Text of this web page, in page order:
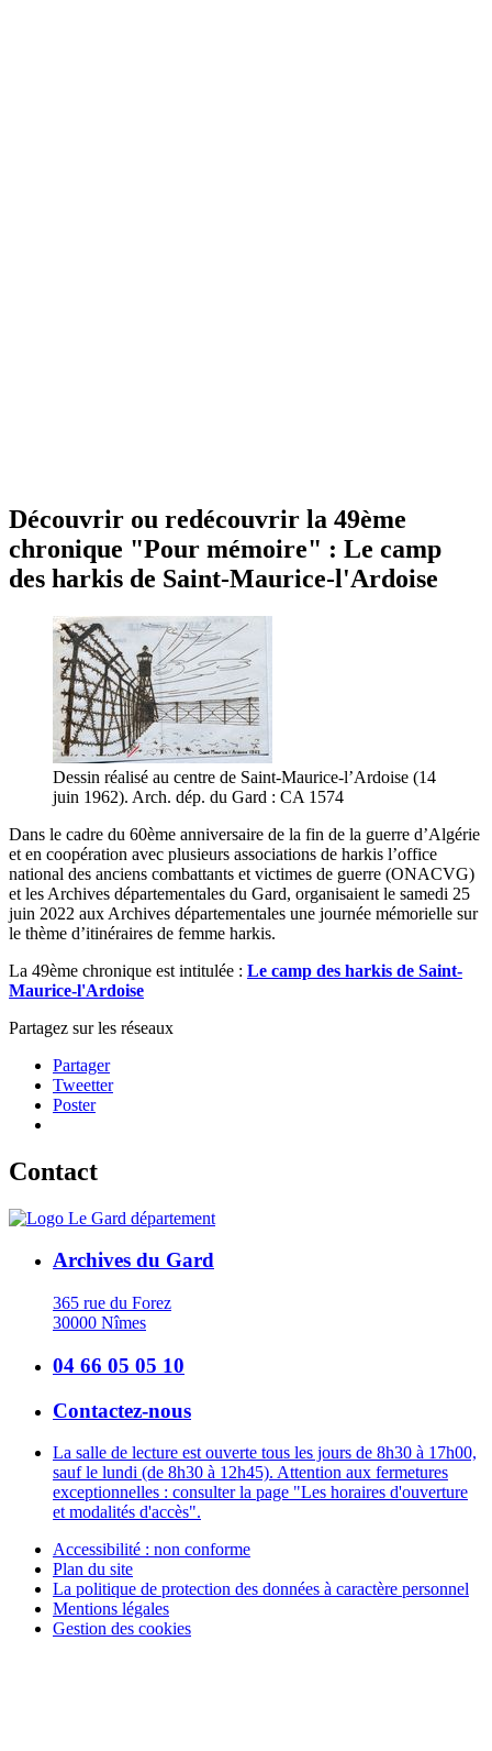
Découvrir ou redécouvrir la 49ème
chronique "Pour mémoire" : Le camp
des harkis de Saint-Maurice-l'Ardoise
Dessin réalisé au centre de Saint-Maurice-l’Ardoise (14
juin 1962). Arch. dép. du Gard : CA 1574
Dans le cadre du 60ème anniversaire de la fin de la guerre d’Algérie
et en coopération avec plusieurs associations de harkis l’office
national des anciens combattants et victimes de guerre (ONACVG)
et les Archives départementales du Gard, organisaient le samedi 25
juin 2022 aux Archives départementales une journée mémorielle sur
le thème d’itinéraires de femme harkis.
La 49ème chronique est intitulée : Le camp des harkis de Saint-
Maurice-l'Ardoise
Partagez sur les réseaux
Partager
Tweetter
Poster
Contact
Archives du Gard
365 rue du Forez
30000 Nîmes
04 66 05 05 10
Contactez-nous
La salle de lecture est ouverte tous les jours de 8h30 à 17h00,
sauf le lundi (de 8h30 à 12h45). Attention aux fermetures
exceptionnelles : consulter la page "Les horaires d'ouverture
et modalités d'accès".
Accessibilité : non conforme
Plan du site
La politique de protection des données à caractère personnel
Mentions légales
Gestion des cookies